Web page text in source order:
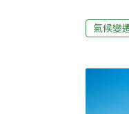
地球的
究發表
現，近
加拿大
平方公
氣候變